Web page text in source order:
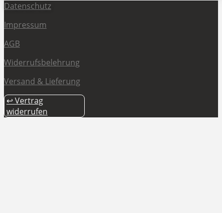
Datenschutz
Impressum
AGB
Widerrufsbelehrung
Versand & Lieferung
↩ Vertrag
widerrufen